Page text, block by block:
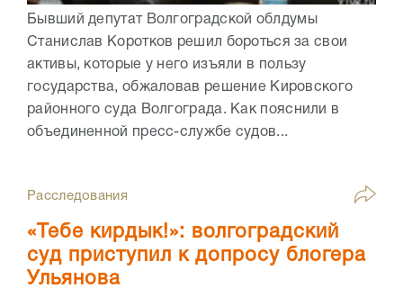
Бывший депутат Волгоградской облдумы
Станислав Коротков решил бороться за свои
активы, которые у него изъяли в пользу
государства, обжаловав решение Кировского
районного суда Волгограда. Как пояснили в
объединенной пресс-службе судов...
Расследования
«Тебе кирдык!»: волгоградский
суд приступил к допросу блогера
Ульянова